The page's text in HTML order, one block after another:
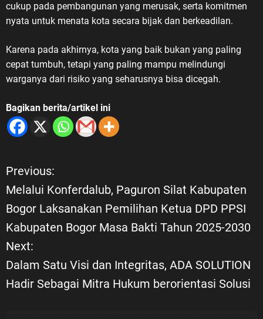
cukup pada pembangunan yang merusak, serta komitmen
nyata untuk menata kota secara bijak dan berkeadilan.
Karena pada akhirnya, kota yang baik bukan yang paling
cepat tumbuh, tetapi yang paling mampu melindungi
warganya dari risiko yang seharusnya bisa dicegah.
Bagikan berita/artikel ini
N
a
v
i
g
Previous:
Melalui Konferdalub, Paguron Silat Kabupaten
Bogor Laksanakan Pemilihan Ketua DPD PPSI
Kabupaten Bogor Masa Bakti Tahun 2025-2030
Next:
Dalam Satu Visi dan Integritas, ADA SOLUTION
Hadir Sebagai Mitra Hukum berorientasi Solusi